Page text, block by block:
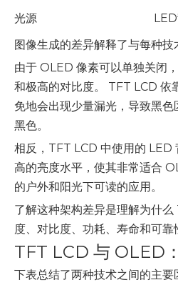
光源
图像生成的差异解释了与每种技
由于 OLED 像素可以单独关闭
和极高的对比度。 TFT LCD 依
免地会出现少量漏光，导致黑
黑色。
相反，TFT LCD 中使用的 LED
高的亮度水平，使其非常适合
的户外和阳光下可读的应用。
了解这种架构差异是理解为什
度、对比度、功耗、寿命和可靠
TFT LCD 与 OLED
下表总结了两种技术之间的主要